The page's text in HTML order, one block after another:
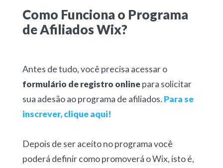
Como Funciona o Programa
de Afiliados Wix?
Antes de tudo, você precisa acessar o
formulário de registro onlinepara solicitar
sua adesão ao programa de afiliados. Para se
inscrever, clique aqui!
Depois de ser aceito no programa você
poderá definir como promoverá o Wix, isto é,